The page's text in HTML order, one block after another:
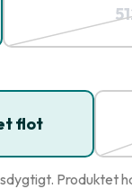
flot
Produktet